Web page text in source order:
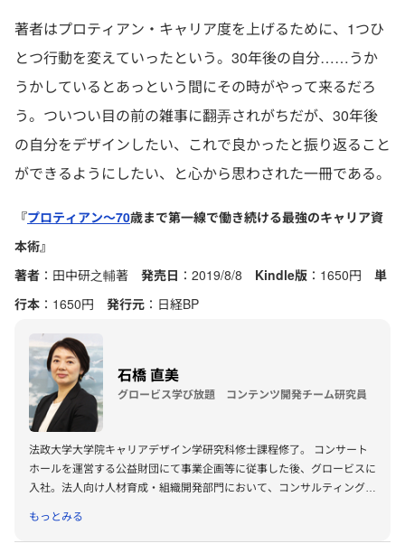
著者はプロティアン・キャリア度を上げるために、1つひ
とつ行動を変えていったという。30年後の自分……うか
うかしているとあっという間にその時がやって来るだろ
う。ついつい目の前の雑事に翻弄されがちだが、30年後
の自分をデザインしたい、これで良かったと振り返ること
ができるようにしたい、と心から思わされた一冊である。
『プロティアン～70歳まで第一線で働き続ける最強のキャリア資
本術』
著者 ：田中研之輔著 発売日 ：2019/8/8 Kindle版 ：1650円 単
行本 ：1650円 発行元 ：日経BP
石橋 直美
グロービス学び放題 コンテンツ開発チーム研究員
法政大学大学院キャリアデザイン学研究科修士課程修了。 コンサート
ホールを運営する公益財団にて事業企画等に従事した後、グロービスに
入社。法人向け人材育成・組織開発部門において、コンサルティング業
るオンライン動画サービス「グロービス学び放題」のコンテンツ企画・
執筆を行っている。日本キャリアデザイン学会会員。MBTI認定ユーザ
もっとみる